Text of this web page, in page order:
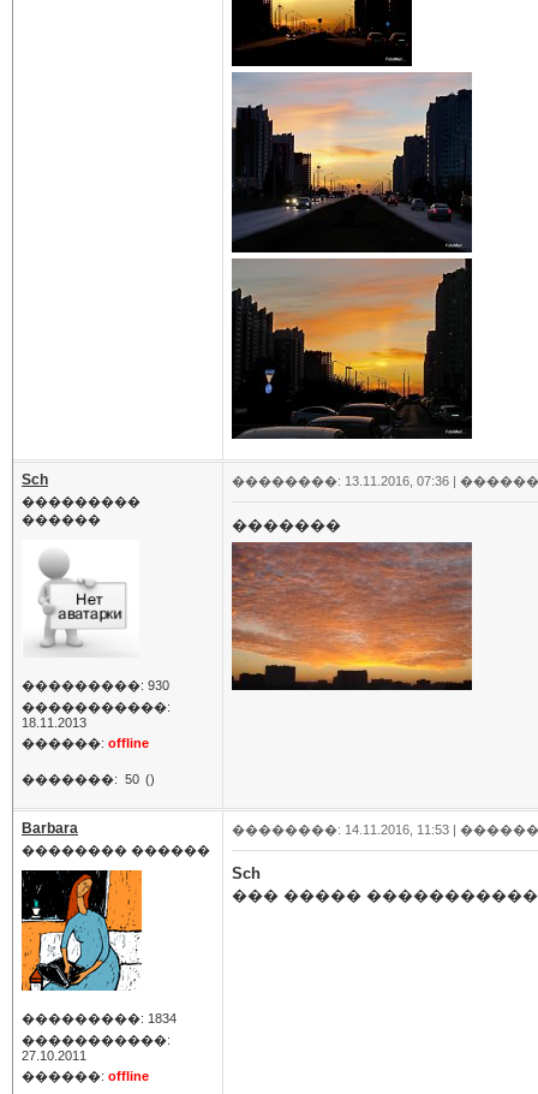
Sch
���������
������
���������: 930
�����������:
18.11.2013
������: offline
�������: 50 ()
��������: 13.11.2016, 07:36 |
�������
Barbara
�������� ������
���������: 1834
�����������:
27.10.2011
������: offline
��������: 14.11.2016, 11:53 |
Sch
��� �����